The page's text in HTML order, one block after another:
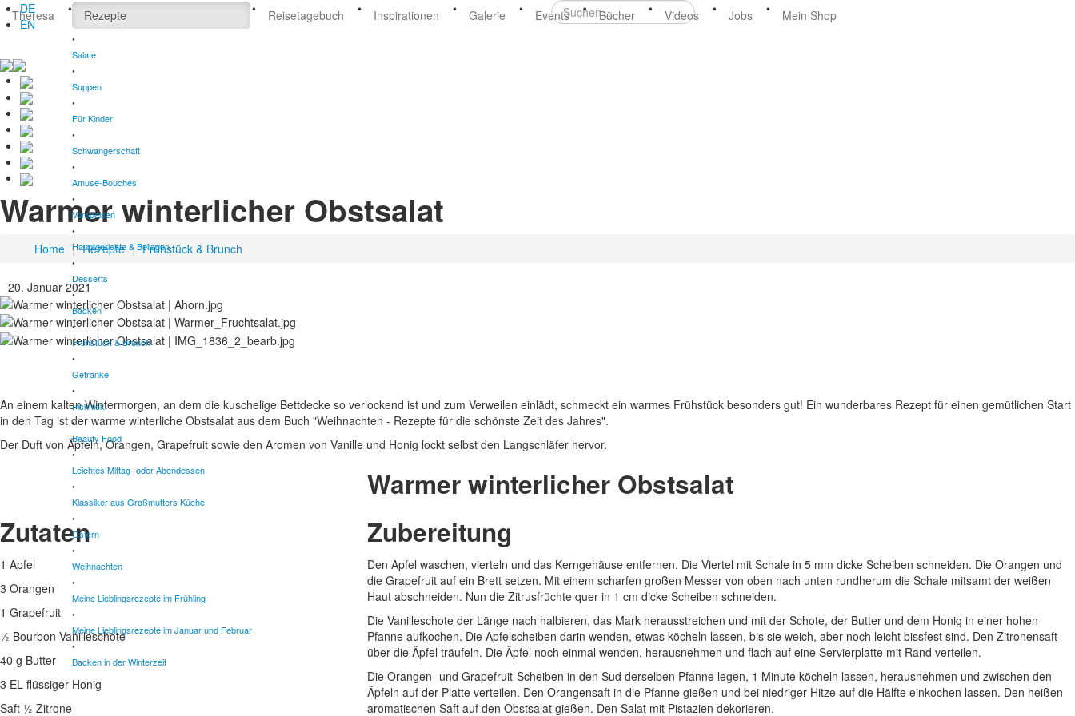
DE
EN
Suchen
...
Theresa • Rezepte
•
Salate
•
Suppen
•
Für Kinder
•
Schwangerschaft
•
Amuse-Bouches
•
Vorspeisen
•
Hauptgerichte & Beilagen
•
Desserts
•
Backen
•
Frühstück & Brunch
•
Getränke
•
Picknick
•
Beauty Food
•
Leichtes Mittag- oder Abendessen
•
Klassiker aus Großmutters Küche
•
Ostern
•
Weihnachten
•
Meine Lieblingsrezepte im Frühling
•
Meine Lieblingsrezepte im Januar und Februar
•
Backen in der Winterzeit
• Reisetagebuch • Inspirationen • Galerie • Events • Bücher • Videos • Jobs • Mein Shop
Warmer winterlicher Obstsalat
Home | Rezepte | Frühstück & Brunch
20. Januar 2021
An einem kalten Wintermorgen, an dem die kuschelige Bettdecke so verlockend ist und zum Verweilen einlädt, schmeckt ein warmes Frühstück besonders gut! Ein wunderbares Rezept für einen gemütlichen Start
in den Tag ist der warme winterliche Obstsalat aus dem Buch "Weihnachten - Rezepte für die schönste Zeit des Jahres".
Der Duft von Äpfeln, Orangen, Grapefruit sowie den Aromen von Vanille und Honig lockt selbst den Langschläfer hervor.
Warmer winterlicher Obstsalat
Zutaten
1 Apfel
3 Orangen
1 Grapefruit
½ Bourbon-Vanilleschote
40 g Butter
3 EL flüssiger Honig
Saft ½ Zitrone
Zubereitung
Den Apfel waschen, vierteln und das Kerngehäuse entfernen. Die Viertel mit Schale in 5 mm dicke Scheiben schneiden. Die Orangen und
die Grapefruit auf ein Brett setzen. Mit einem scharfen großen Messer von oben nach unten rundherum die Schale mitsamt der weißen
Haut abschneiden. Nun die Zitrusfrüchte quer in 1 cm dicke Scheiben schneiden.
Die Vanilleschote der Länge nach halbieren, das Mark herausstreichen und mit der Schote, der Butter und dem Honig in einer hohen
Pfanne aufkochen. Die Apfelscheiben darin wenden, etwas köcheln lassen, bis sie weich, aber noch leicht bissfest sind. Den Zitronensaft
über die Äpfel träufeln. Die Äpfel noch einmal wenden, herausnehmen und flach auf eine Servierplatte mit Rand verteilen.
Die Orangen- und Grapefruit-Scheiben in den Sud derselben Pfanne legen, 1 Minute köcheln lassen, herausnehmen und zwischen den
Äpfeln auf der Platte verteilen. Den Orangensaft in die Pfanne gießen und bei niedriger Hitze auf die Hälfte einkochen lassen. Den heißen
aromatischen Saft auf den Obstsalat gießen. Den Salat mit Pistazien dekorieren.